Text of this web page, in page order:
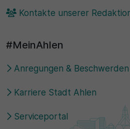
Kontakte unserer
#MeinAhlen
Anregungen & Beschwerden
Karriere Stadt Ahlen
Serviceportal